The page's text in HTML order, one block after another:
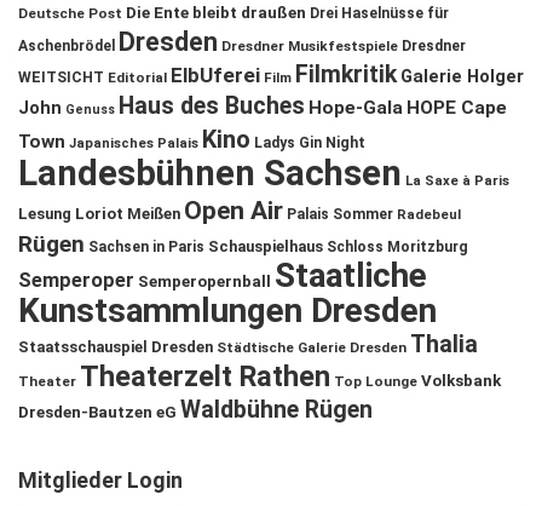
Deutsche Post Die Ente bleibt draußen Drei Haselnüsse für
Aschenbrödel
Dresden Dresdner Musikfestspiele Dresdner
WEITSICHT Editorial ElbUferei Film Filmkritik Galerie Holger
John Genuss Haus des Buches Hope-Gala HOPE Cape
Town Japanisches Palais Kino Ladys Gin Night
Landesbühnen Sachsen La Saxe à Paris
Lesung Loriot Meißen Open Air Palais Sommer Radebeul
Rügen Sachsen in Paris Schauspielhaus Schloss Moritzburg
Semperoper Semperopernball
Staatliche
Kunstsammlungen Dresden
Staatsschauspiel Dresden Städtische Galerie Dresden Thalia
Theater Theaterzelt Rathen Top Lounge Volksbank
Dresden-Bautzen eG Waldbühne Rügen
Mitglieder Login